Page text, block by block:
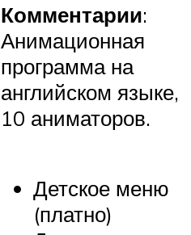
Комментарии:
Анимационная
программа на
английском языке,
10 аниматоров.
Детское меню
(платно)